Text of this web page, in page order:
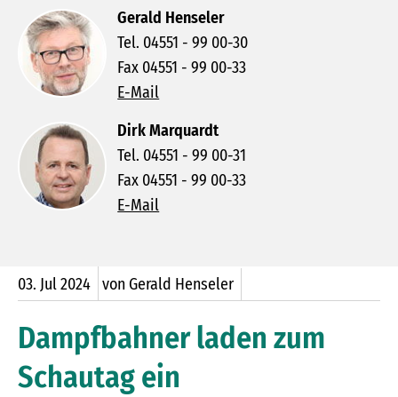
Gerald Henseler
Tel. 04551 - 99 00-30
Fax 04551 - 99 00-33
E-Mail
Dirk Marquardt
Tel. 04551 - 99 00-31
Fax 04551 - 99 00-33
E-Mail
03. Jul2024 von Gerald Henseler
Dampfbahner laden zum
Schautag ein